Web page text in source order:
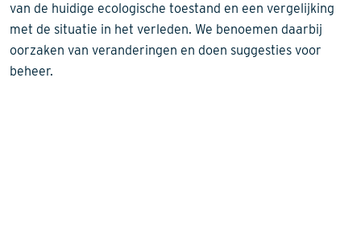
van de huidige ecologische toestand en een vergelijking
met de situatie in het verleden. We benoemen daarbij
oorzaken van veranderingen en doen suggesties voor
beheer.